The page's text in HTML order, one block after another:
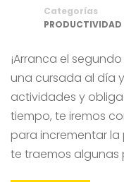
Categorías
PRODUCTIVIDAD
¡Arranca el
una cursada al día
actividades y
tiempo, te iremos
para incrementar
te traemos algunas